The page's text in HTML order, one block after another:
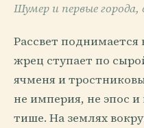
Шумер и первые города,
Рассвет
жрец ступает по
ячменя и
не империя, не эпос и
тише. На землях